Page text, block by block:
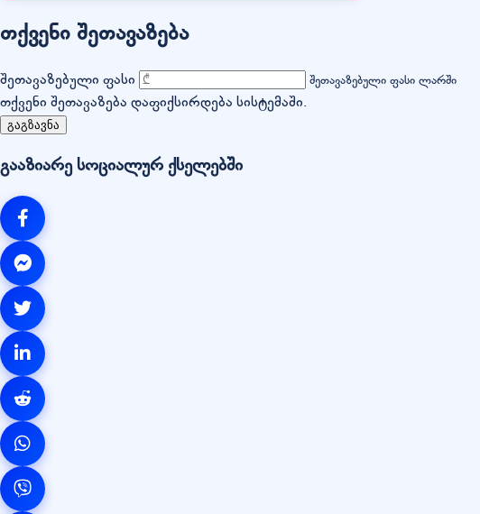
თქვენი შეთავაზება
შეთავაზებული ფასი შეთავაზებული ფასი ლარში
თქვენი შეთავაზება დაფიქსირდება სისტემაში.
გაგზავნა
გააზიარე სოციალურ ქსელებში